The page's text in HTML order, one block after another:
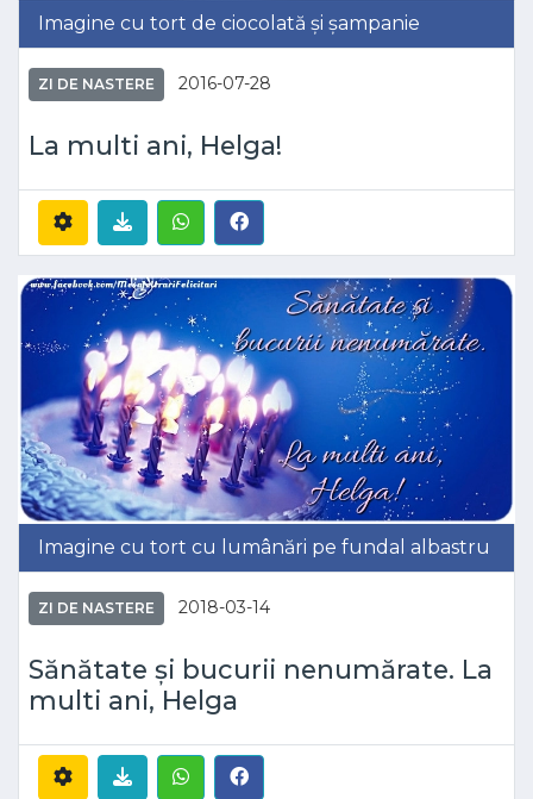
Imagine cu tort de ciocolată și șampanie
ZI DE NASTERE 2016-07-28
La multi ani, Helga!
Imagine cu tort cu lumânări pe fundal albastru
ZI DE NASTERE 2018-03-14
Sănătate şi bucurii nenumărate. La
multi ani, Helga